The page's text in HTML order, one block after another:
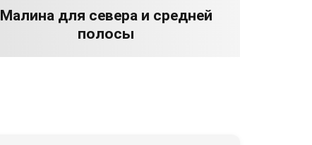
Малина для севера и средней
полосы